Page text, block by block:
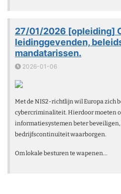
27/01/2026 [opleiding]
leidinggevenden,
mandatarissen.
2026-01-06
Met de NIS2-richtlijnwil Europa zich
cybercriminaliteit. Hierdoor moeten
informatiesystemen beter
bedrijfscontinuïteit waarborgen.
Om lokale besturen te wapenen...